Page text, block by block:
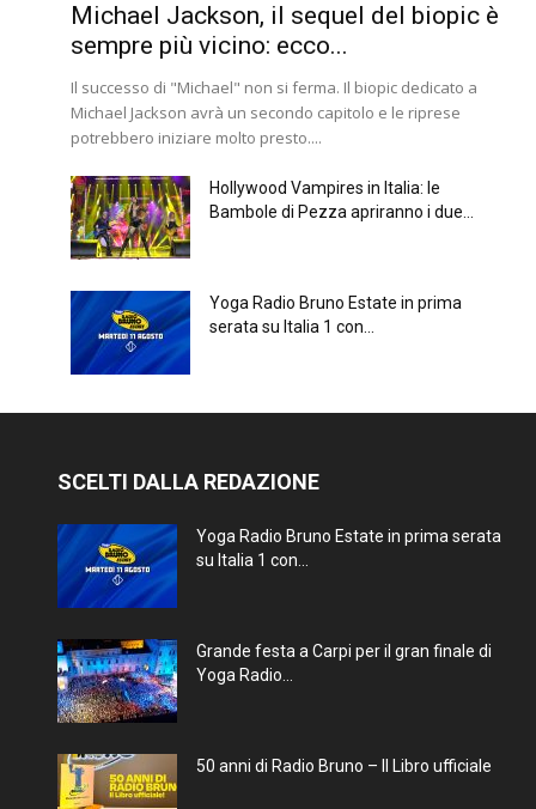
Michael Jackson, il sequel del biopic è
sempre più vicino: ecco...
Il successo di "Michael" non si ferma. Il biopic dedicato a
Michael Jackson avrà un secondo capitolo e le riprese
potrebbero iniziare molto presto....
Hollywood Vampires in Italia: le
Bambole di Pezza apriranno i due...
Yoga Radio Bruno Estate in prima
serata su Italia 1 con...
SCELTI DALLA REDAZIONE
Yoga Radio Bruno Estate in prima serata
su Italia 1 con...
Grande festa a Carpi per il gran finale di
Yoga Radio...
50 anni di Radio Bruno – Il Libro ufficiale